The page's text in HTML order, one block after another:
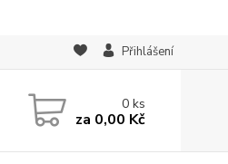
Přihlášení
0ks
za 0,00 Kč